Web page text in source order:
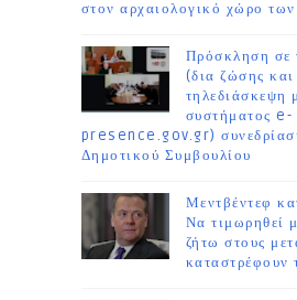
στον αρχαιολογικό χώρο
Πρόσκληση σε
(δια ζώσης και
τηλεδιάσκεψη
συστήματος e-
presence.gov.gr)
Δημοτικού Συμβουλίου
Μεντβέντεφ
Να τιμωρηθεί
ζήτω στους
καταστρέφουν